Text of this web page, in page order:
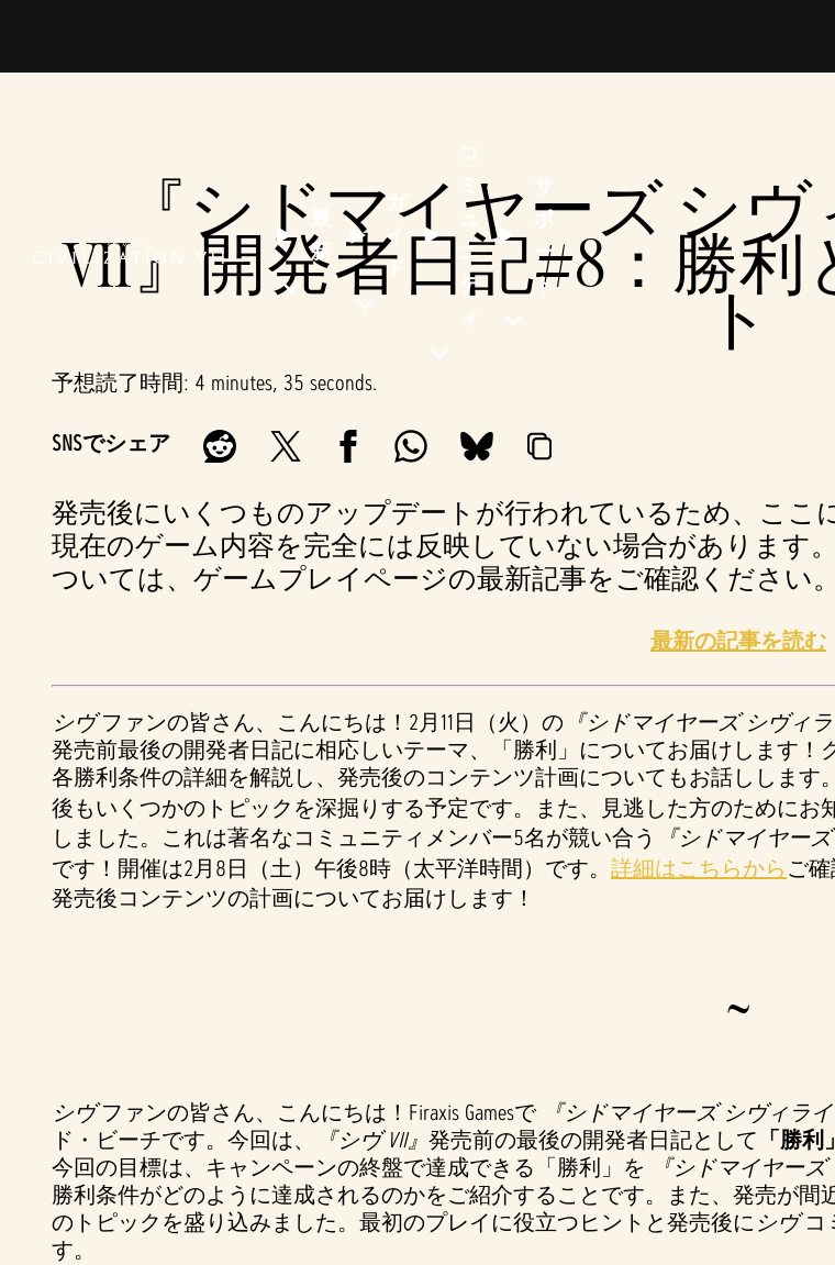
新
ガ
イ
ド
ミ
ニ
テ
ー
ト
『シドマイヤーズ シ
VII』開発者日記#8：勝
ト
予想読了時間 4 minutes, 35 seconds
SNSでシェア
発売後にいくつものアップデートが行われているため、ここ
現在のゲーム内容を完全には反映していない場合があります
ついては、ゲームプレイページの最新記事をご確認ください。
最新の記事を読む
シヴファンの皆さん、こんにちは！2月11日（火）の 『シドマイヤーズ シヴィ
発売前最後の開発者日記に相応しいテーマ、「勝利」についてお届けします
各勝利条件の詳細を解説し、発売後のコンテンツ計画についてもお話ししま
後もいくつかのトピックを深掘りする予定です。また、見逃した方のためにお
しました。これは著名なコミュニティメンバー5名が競い合う
『シドマイヤー
です！開催は2月8日（土）午後8時（太平洋時間）です。 詳細はこちらからご
発売後コンテンツの計画についてお届けします！
~
シヴファンの皆さん、こんにちは！Firaxis Gamesで 『シドマイヤーズ シヴィライ
ド・ビーチです。今回は、
『シヴ VII』 発売前の最後の開発者日記として 「勝利」
今回の目標は、キャンペーンの終盤で達成できる「勝利」を
『シドマイヤー
勝利条件がどのように達成されるのかをご紹介することです。また、発売が
のトピックを盛り込みました。最初のプレイに役立つヒントと発売後に シヴコ
す。